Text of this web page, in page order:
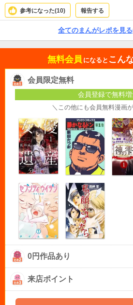
参考になった(10) 報告する
全てのまんがレポを見
無料会員 になると こん
会員限定無料
会員登録で無料
＼この他にも会員無料漫画
0円作品あり
来店ポイント